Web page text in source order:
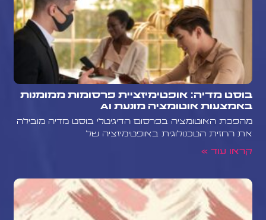
בוסט מדיה: אופטימיזציית פרסומות ממומנות
באמצעות אוטומציה מונעת AI
מהפכת האוטומציה בפרסום הדיגיטלי בוסט מדיה מובילה
את החזית הטכנולוגית באופטימיזציה של
קראו עוד »